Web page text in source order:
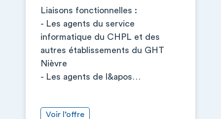
Liaisons fonctionnelles :
- Les agents du service
informatique du CHPL et des
autres établissements du GHT
Nièvre
- Les agents de l&apos…
Voir l’offre